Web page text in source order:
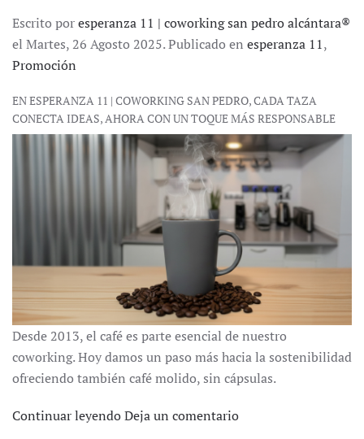
Escrito poresperanza 11 | coworking san pedro alcántara®
el Martes, 26 Agosto 2025. Publicado en esperanza 11,
Promoción
EN ESPERANZA 11 | COWORKING SAN PEDRO, CADA TAZA
CONECTA IDEAS, AHORA CON UN TOQUE MÁS RESPONSABLE
Desde 2013, el café es parte esencial de nuestro
coworking. Hoy damos un paso más hacia la sostenibilidad
ofreciendo también café molido, sin cápsulas.
Continuar leyendoDeja un comentario